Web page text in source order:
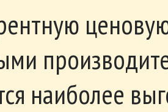
наиболее